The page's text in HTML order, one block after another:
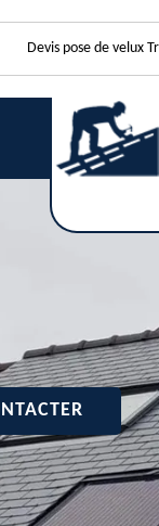
Devis pose de velux